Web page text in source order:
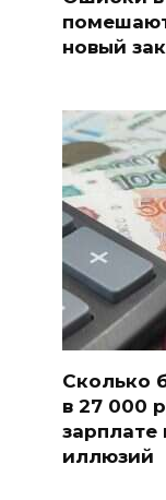
новый
Сколько
в 27 000
зарплате
иллюзий